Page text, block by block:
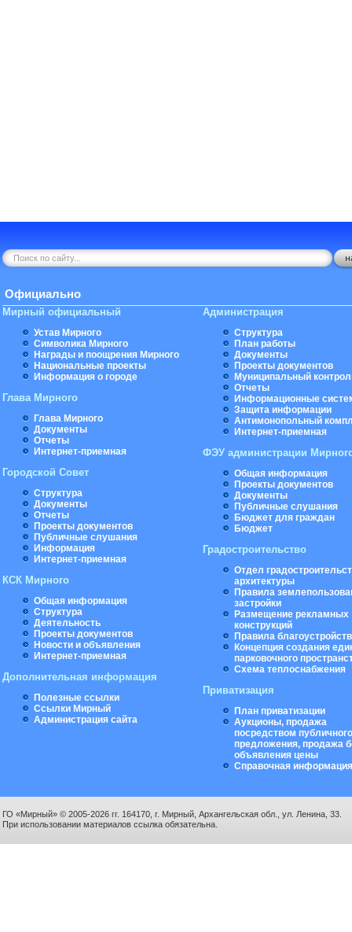
Официально
Мирный официальный
Устав Мирного
Символика Мирного
Награды и поощрения Мирного
Национальные проекты
Информация о городе
Глава Мирного
Глава Мирного
Документы
Отчеты
Интернет-приемная
Городской Совет
Структура
Документы
Отчеты
Проекты документов
Публичные слушания
Информация
Интернет-приемная
КСК Мирного
Общая информация
Структура
Деятельность
Проекты документов
Новости и объявления
Интернет-приемная
Дополнительная информация
Полезные ссылки
Ссылки Мирный
Администрация сайта
Администрация
Структура
План работы
Документы
Проекты документов
Муниципальный
Отчеты
Информационные
Защита информации
Антимонопольный
Интернет-приемная
ФЭУ администрации
Общая информация
Проекты документов
Документы
Публичные слушания
Бюджет для граждан
Бюджет
Градостроительство
Отдел
архитектуры
Правила
застройки
Размещение рекламных
конструкций
Правила
Концепция создания
парковочного
Схема теплоснабжения
Приватизация
План приватизации
Аукционы, продажа
посредством публичного
предложения, продажа
объявления цены
Справочная информация
ГО «Мирный» © 2005-2026 гг. 164170, г. Мирный, Архангельская обл., ул. Ленина, 33.
При использовании материалов ссылка обязательна.